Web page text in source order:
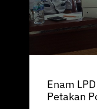
Enam
Petakan